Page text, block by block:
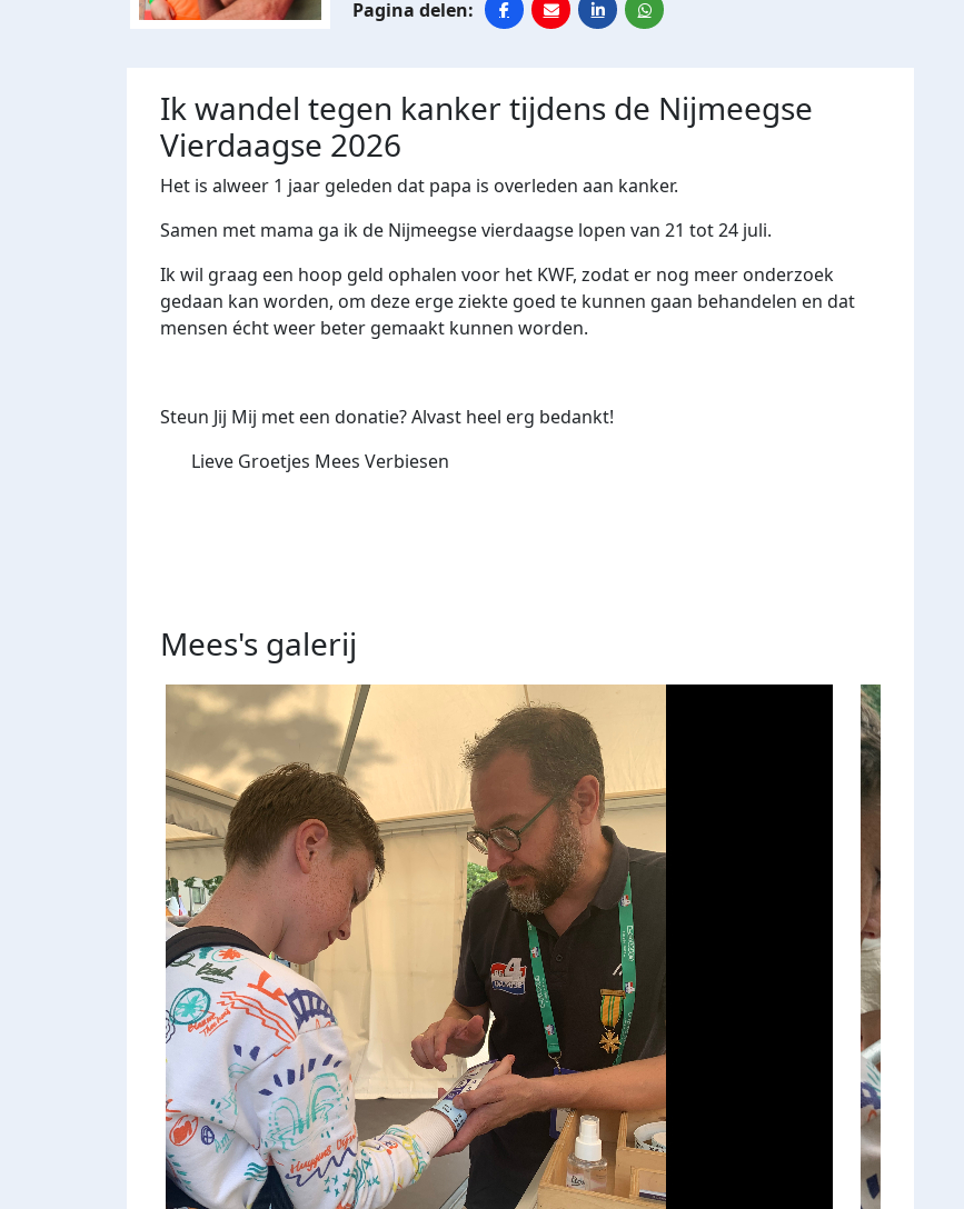
Ik wandel tegen kanker tijdens de Nijmeegse
Vierdaagse 2026
Het is alweer 1 jaar geleden dat papa is overleden aan kanker.
Samen met mama ga ik de Nijmeegse vierdaagse lopen van 21 tot 24 juli.
Ik wil graag een hoop geld ophalen voor het KWF, zodat er nog meer onderzoek
gedaan kan worden, om deze erge ziekte goed te kunnen gaan behandelen en dat
mensen écht weer beter gemaakt kunnen worden.
Steun Jij Mij met een donatie? Alvast heel erg bedankt!
Lieve Groetjes Mees Verbiesen
Mees's galerij